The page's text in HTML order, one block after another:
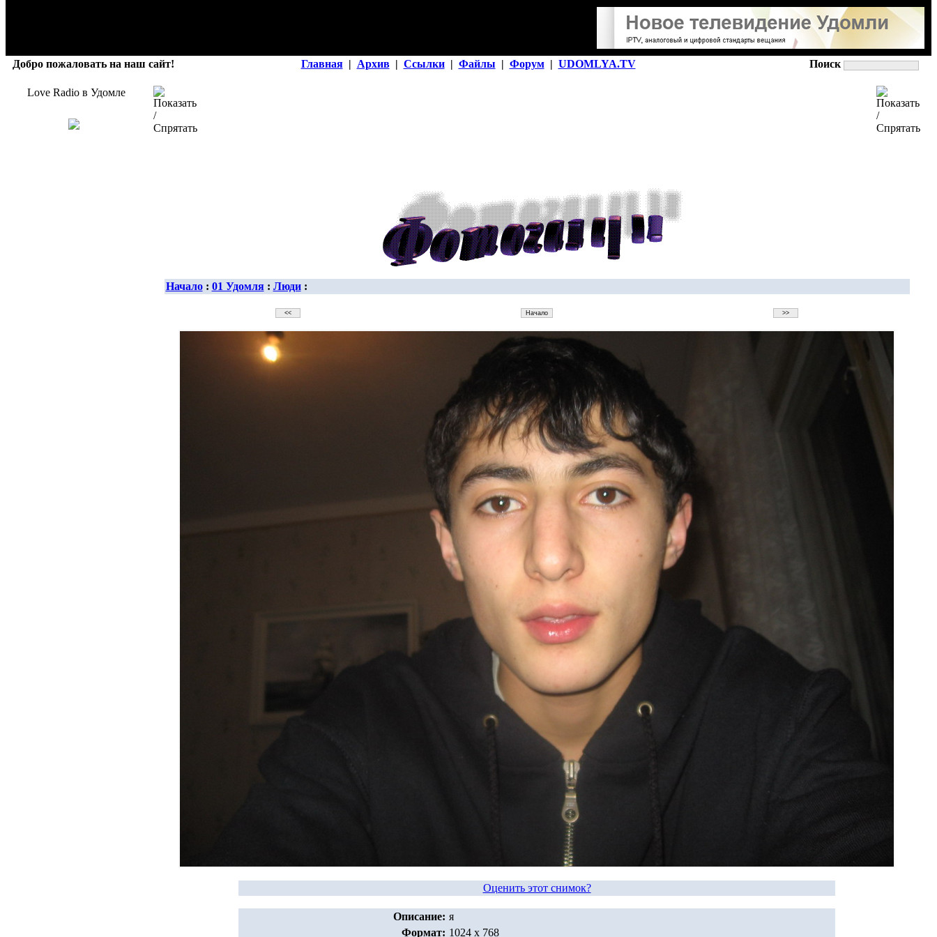
Добро пожаловать на наш сайт! Главная | Архив | Ссылки | Файлы | Форум | UDOMLYA.TV Поиск
Love Radio в Удомле
Начало: 01 Удомля: Люди:
Оценить этот снимок?
Описание: я
Формат: 1024 x 768